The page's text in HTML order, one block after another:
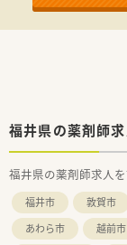
福井県の薬剤師
福井県の薬剤師求人
福井市 敦賀市
あわら市
越前市